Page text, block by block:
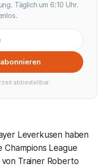
Täglich um 6:10 Uhr.
abbestellbar.
Leverkusen haben
Champions League
Trainer Roberto